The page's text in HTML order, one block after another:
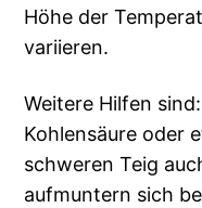
Höhe der
variieren.
Weitere Hilfen
Kohlensäure oder
schweren Teig
aufmuntern sich